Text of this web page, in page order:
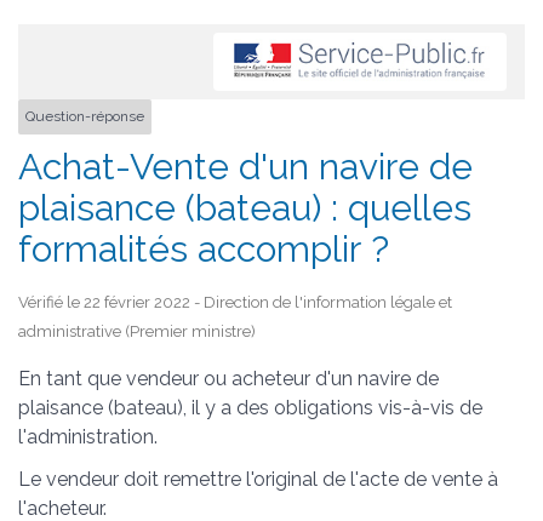
Question-réponse
Achat-Vente d'un navire de
plaisance (bateau) : quelles
formalités accomplir ?
Vérifié le 22 février 2022 - Direction de l'information légale et
administrative (Premier ministre)
En tant que vendeur ou acheteur d'un navire de
plaisance (bateau), il y a des obligations vis-à-vis de
l'administration.
Le vendeur doit remettre l'original de l'acte de vente à
l'acheteur.